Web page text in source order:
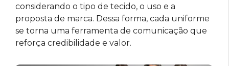
considerando o tipo de tecido, o uso e a
proposta de marca. Dessa forma, cada uniforme
se torna uma ferramenta de comunicação que
reforça credibilidade e valor.